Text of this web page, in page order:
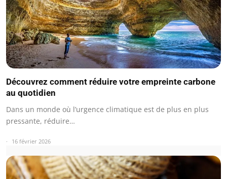
Découvrez comment réduire votre empreinte carbone
au quotidien
Dans un monde où l’urgence climatique est de plus en plus
pressante, réduire…
16 février 2026